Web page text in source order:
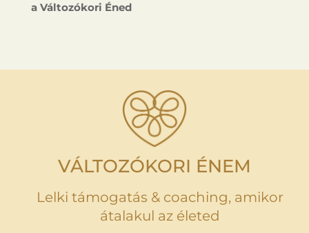
a Változókori Éned
VÁLTOZÓKORI ÉNEM
Lelki támogatás & coaching, amikor
átalakul az életed